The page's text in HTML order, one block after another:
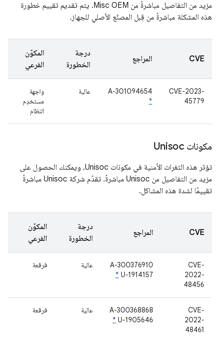
مزيد من التفاصيل مباشرةً من Misc OEM. يتم تقديم تقييم خطورة
هذه المشكلة مباشرةً من قِبل المصنّع الأصلي للجهاز.
CVE المراجع
درجة
الخطورة
المكوّن
الفرعي
CVE-2023-
45779
A-301094654
*
عالية
واجهة
مستخدِم
النظام
مكونات Unisoc
تؤثر هذه الثغرات الأمنية في مكونات Unisoc، ويمكنك الحصول على
مزيد من التفاصيل من Unisoc مباشرةً. تقدّم شركة Unisoc مباشرةً
تقييمًا لشدة هذه المشاكل.
CVE المراجع
درجة
الخطورة
المكوّن
الفرعي
CVE-
2022-
48456
A-300376910
U-1914157
*
عالية فرقعة
CVE-
2022-
48461
A-300368868
U-1905646
*
عالية فرقعة